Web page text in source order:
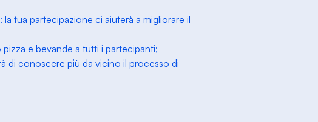
tua partecipazione ci aiuterà a migliorare il
e bevande a tutti i partecipanti;
di conoscere più da vicino il processo di